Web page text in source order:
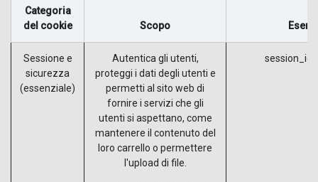
Categoria
del cookie
Scopo
Sessione e
sicurezza
(essenziale)
Autentica gli utenti,
proteggi i dati degli utenti e
permetti al sito web di
fornire i servizi che gli
utenti si aspettano, come
mantenere il contenuto del
loro carrello o permettere
l'upload di file.
session_id